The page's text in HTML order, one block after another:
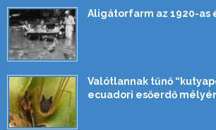
Aligátorfarm az 1920-as
Valótlannak tűnő
ecuadori esőerdő